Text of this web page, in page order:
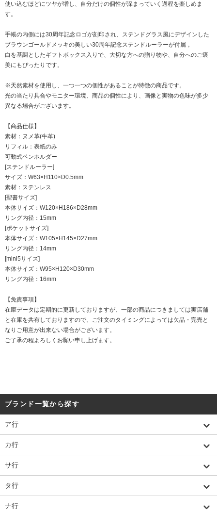
使い込むほどにツヤが増し、自分だけの個性が深まっていく過程を楽しめま
す。
手帳の内側には30周年記念ロゴが刻印され、ステンドグラス風にデザインした
ブラウンゴールドメッキの美しい30周年記念ステンドルーラーが付属 。
白を基調としたギフトボックス入りで、大切な方への贈り物や、自分へのご褒
美にもぴったりです。
※天然素材を使用し、一つ一つの個性があることが特徴の商品です。
光の当たり具合やモニター環境、商品の個性により、画像と実物の色味が多少
異なる場合がございます。
【商品仕様】
素材：ヌメ革(牛革)
リフィル：表紙のみ
可動式ペンホルダー
[ステンドルーラー]
サイズ：W63×H110×D0.5mm
素材：ステンレス
[聖書サイズ]
本体サイズ：W120×H186×D28mm
リング内径：15mm
[ポケットサイズ]
本体サイズ：W105×H145×D27mm
リング内径：14mm
[mini5サイズ]
本体サイズ：W95×H120×D30mm
リング内径：16mm
【免責事項】
在庫データは定期的に更新しておりますが、一部の商品につきましては実店舗
と在庫を共有しておりますので、ご注文のタイミングによっては欠品・完売と
なりご用意が出来ない場合がございます。
ご了承の程よろしくお願い申し上げます。
ブランド一覧から探す
ア行
カ行
サ行
タ行
ナ行